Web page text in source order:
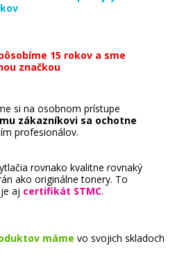
15 rokov a sme
značkou
si na osobnom prístupe
zákazníkovi sa ochotne
profesionálov.
rovnako kvalitne rovnaký
ako originálne tonery. To
aj certifikát STMC.
máme vo svojich skladoch